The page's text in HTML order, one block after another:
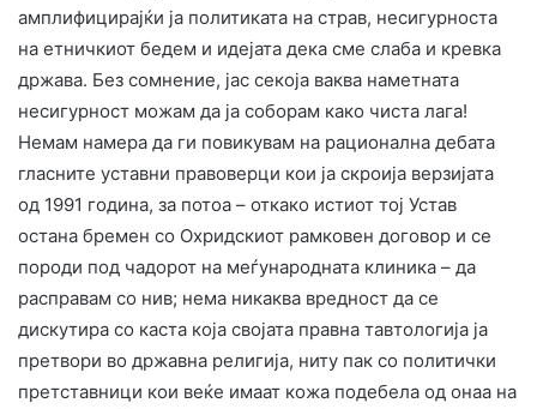
амплифицирајќи ја политиката на страв, несигурноста
на етничкиот бедем и идејата дека сме слаба и кревка
држава. Без сомнение, јас секоја ваква наметната
несигурност можам да ја соборам како чиста лага!
​Немам намера да ги повикувам на рационална дебата
гласните уставни правоверци кои ја скроија верзијата
од 1991 година, за потоа – откако истиот тој Устав
остана бремен со Охридскиот рамковен договор и се
породи под чадорот на меѓународната клиника – да
расправам со нив; нема никаква вредност да се
дискутира со каста која својата правна тавтологија ја
претвори во државна религија, ниту пак со политички
претставници кои веќе имаат кожа подебела од онаа на